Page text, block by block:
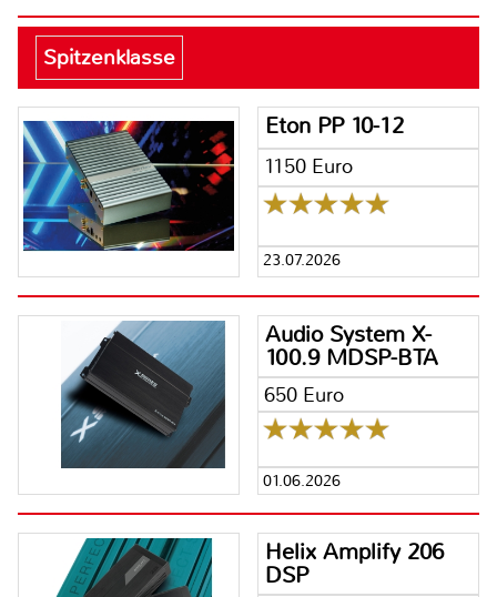
Spitzenklasse
Eton PP 10-12
1150 Euro
23.07.2026
Audio System X-
100.9 MDSP-BTA
650 Euro
01.06.2026
Helix Amplify 206
DSP